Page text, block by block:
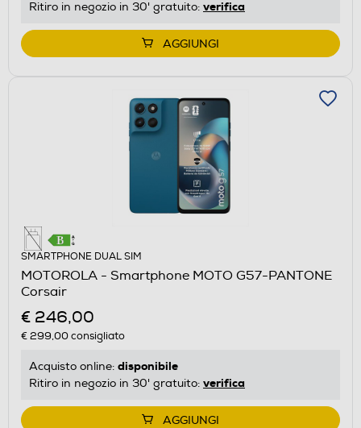
Ritiro in negozio in 30' gratuito: verifica
AGGIUNGI
SMARTPHONE DUAL SIM
MOTOROLA - Smartphone MOTO G57-PANTONE
Corsair
€ 246,00
€ 299,00consigliato
Acquisto online: disponibile
Ritiro in negozio in 30' gratuito: verifica
AGGIUNGI